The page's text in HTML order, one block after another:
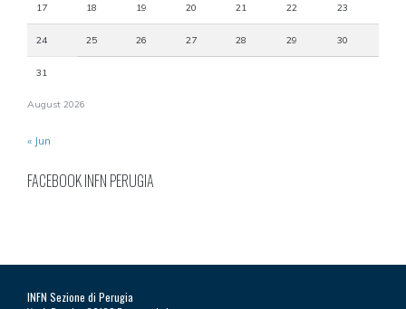
August 2026
17 18 19 20 21 22 23
24 25 26 27 28 29 30
31
« Jun
FACEBOOK INFN PERUGIA
INFN Sezione di Perugia